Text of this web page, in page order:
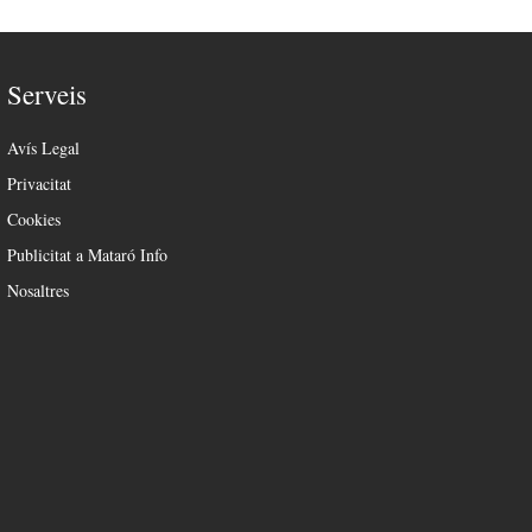
Serveis
Avís Legal
Privacitat
Cookies
Publicitat a Mataró Info
Nosaltres